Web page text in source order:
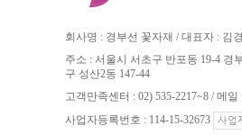
회사명 : 경부선 꽃자재 / 대표자 : 김
주소 : 서울시 서초구 반포동 19-4 경
구 성산2동 147-44
고객만족센터 : 02) 535-2217~8 / 메일
사업자등록번호 : 114-15-32673